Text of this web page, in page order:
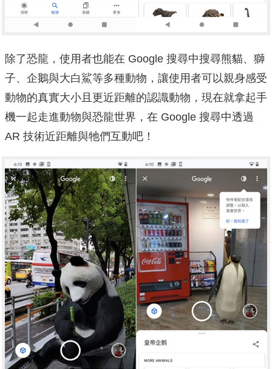
除了恐龍，使用者也能在 Google 搜尋中搜尋熊貓、獅
子、企鵝與大白鯊等多種動物，讓使用者可以親身感受
動物的真實大小且更近距離的認識動物，現在就拿起手
機一起走進動物與恐龍世界，在 Google 搜尋中透過
AR 技術近距離與牠們互動吧！